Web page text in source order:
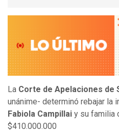
La Corte de Apelaciones de
unánime- determinó rebajar la
Fabiola Campillai y su familia
$410.000.000